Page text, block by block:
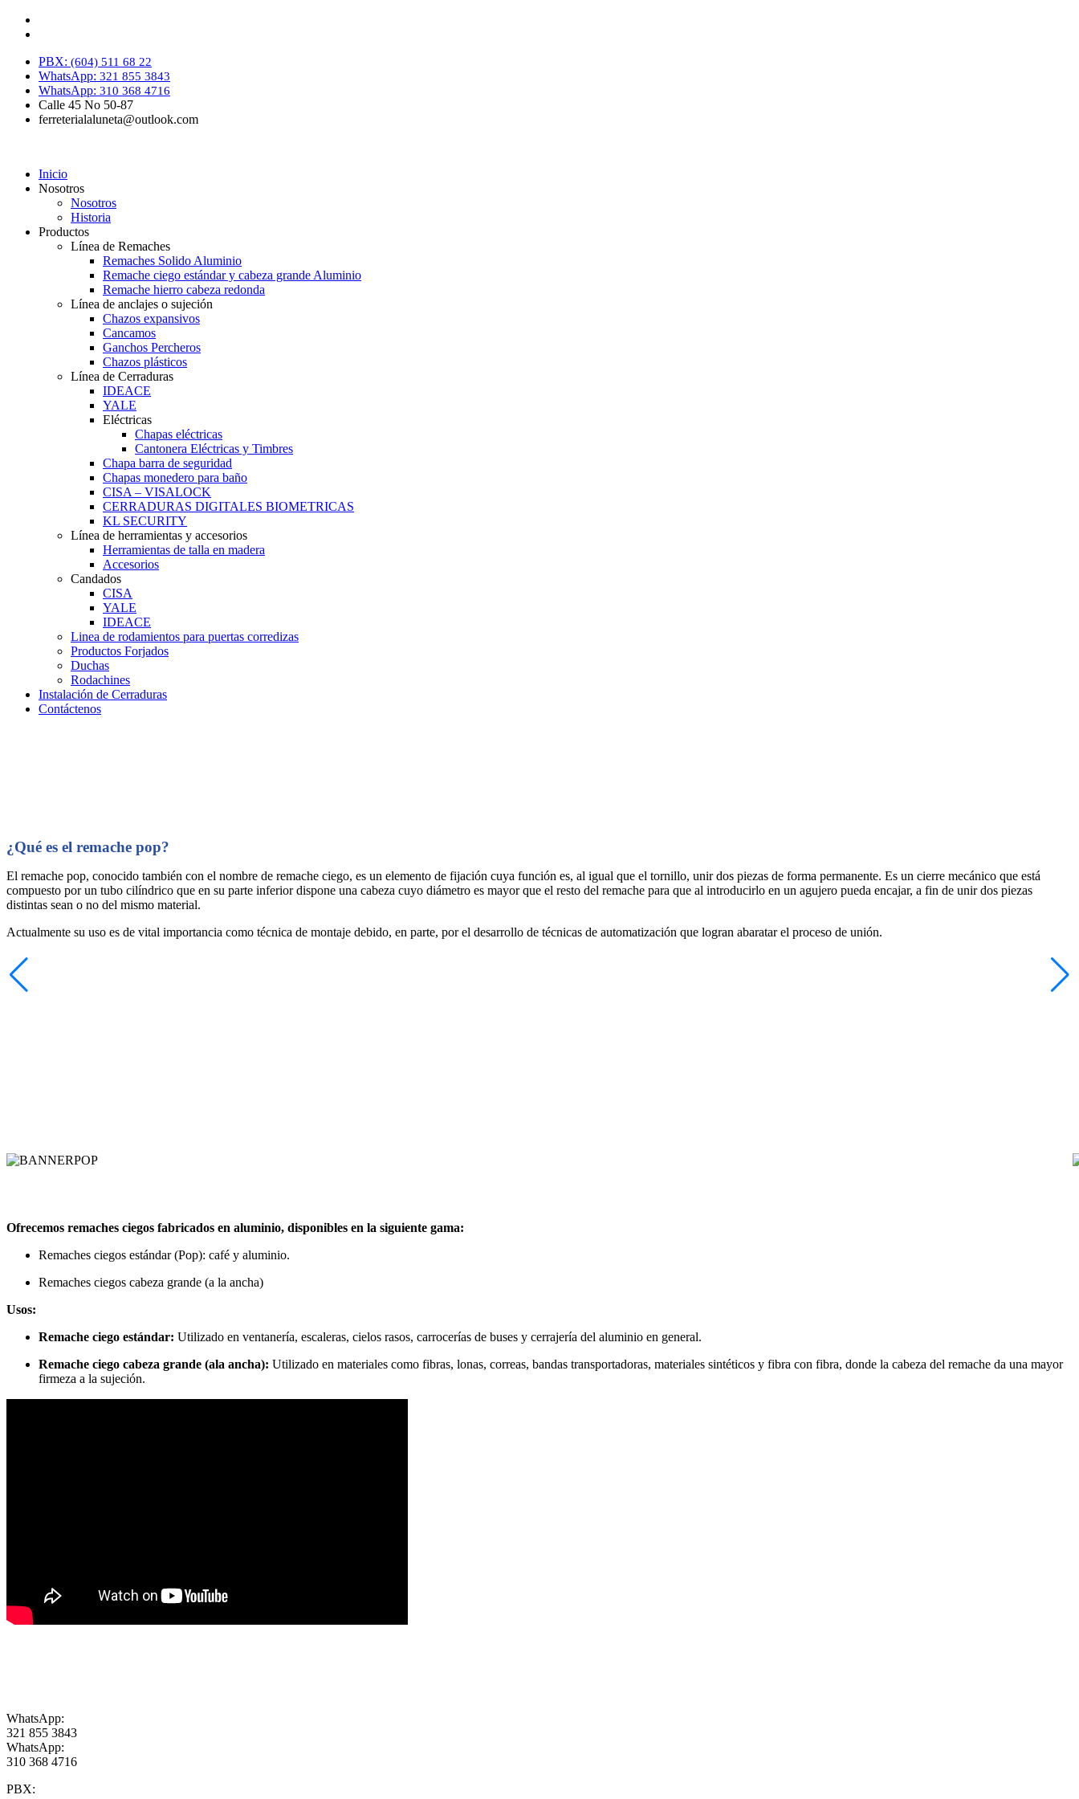
PBX: (604) 511 68 22
WhatsApp: 321 855 3843
WhatsApp: 310 368 4716
Calle 45 No 50-87
ferreterialaluneta@outlook.com
Inicio
Nosotros
Nosotros
Historia
Productos
Línea de Remaches
Remaches Solido Aluminio
Remache ciego estándar y cabeza grande Aluminio
Remache hierro cabeza redonda
Línea de anclajes o sujeción
Chazos expansivos
Cancamos
Ganchos Percheros
Chazos plásticos
Línea de Cerraduras
IDEACE
YALE
Eléctricas
Chapas eléctricas
Cantonera Eléctricas y Timbres
Chapa barra de seguridad
Chapas monedero para baño
CISA – VISALOCK
CERRADURAS DIGITALES BIOMETRICAS
KL SECURITY
Línea de herramientas y accesorios
Herramientas de talla en madera
Accesorios
Candados
CISA
YALE
IDEACE
Linea de rodamientos para puertas corredizas
Productos Forjados
Duchas
Rodachines
Instalación de Cerraduras
Contáctenos
¿Qué es el remache pop?
El remache pop, conocido también con el nombre de remache ciego, es un elemento de fijación cuya función es, al igual que el tornillo, unir dos piezas de forma permanente. Es un cierre mecánico que está
compuesto por un tubo cilíndrico que en su parte inferior dispone una cabeza cuyo diámetro es mayor que el resto del remache para que al introducirlo en un agujero pueda encajar, a fin de unir dos piezas
distintas sean o no del mismo material.
Actualmente su uso es de vital importancia como técnica de montaje debido, en parte, por el desarrollo de técnicas de automatización que logran abaratar el proceso de unión.
Ofrecemos remaches ciegos fabricados en aluminio, disponibles en la siguiente gama:
Remaches ciegos estándar (Pop): café y aluminio.
Remaches ciegos cabeza grande (a la ancha)
Usos:
Remache ciego estándar: Utilizado en ventanería, escaleras, cielos rasos, carrocerías de buses y cerrajería del aluminio en general.
Remache ciego cabeza grande (ala ancha): Utilizado en materiales como fibras, lonas, correas, bandas transportadoras, materiales sintéticos y fibra con fibra, donde la cabeza del remache da una mayor
firmeza a la sujeción.
WhatsApp:
321 855 3843
WhatsApp:
310 368 4716
PBX: